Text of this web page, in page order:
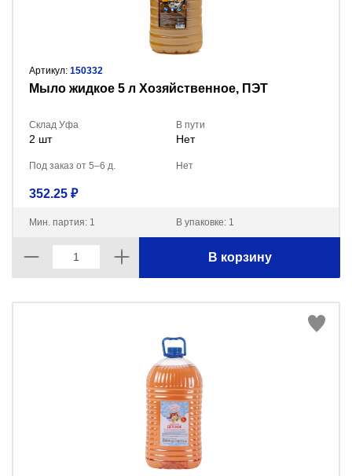
Артикул: 150332
Мыло жидкое 5 л Хозяйственное, ПЭТ
Склад Уфа
2 шт
В пути
Нет
Под заказ от 5–6 д. Нет
352.25 ₽
Мин. партия: 1 В упаковке: 1
В корзину